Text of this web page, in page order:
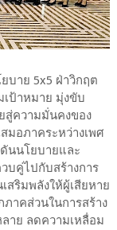
บาย 5x5 ฝ่าวิกฤต
ป้าหมาย มุ่งขับ
สู่ความมั่นคงของ
มอภาคระหว่างเพศ
นนโยบายและ
บคู่ไปกับสร้างการ
สริมพลังให้ผู้เสียหาย
าคส่วนในการสร้าง
าย ลดความเหลื่อม